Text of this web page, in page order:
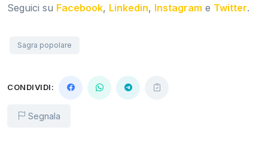
Seguici su Facebook, Linkedin, Instagram e Twitter.
Sagra popolare
CONDIVIDI:
Segnala